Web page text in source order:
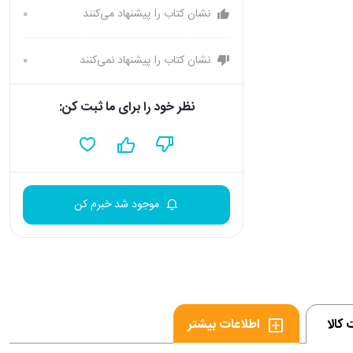
نشان کتاب را پیشنهاد می‌کنند 0
نشان کتاب را پیشنهاد نمی‌کنند 0
نظر خود را برای ما ثبت کن:
موجود شد خبرم کن
کالا اطلاعات بیشتر